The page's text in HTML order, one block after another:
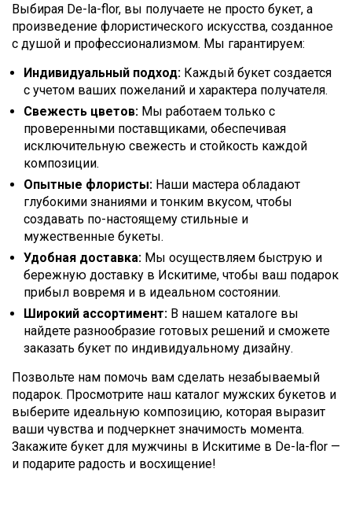
Выбирая De-la-flor, вы получаете не просто букет, а
произведение флористического искусства, созданное
с душой и профессионализмом. Мы гарантируем:
Индивидуальный подход: Каждый букет создается
с учетом ваших пожеланий и характера получателя.
Свежесть цветов: Мы работаем только с
проверенными поставщиками, обеспечивая
исключительную свежесть и стойкость каждой
композиции.
Опытные флористы: Наши мастера обладают
глубокими знаниями и тонким вкусом, чтобы
создавать по-настоящему стильные и
мужественные букеты.
Удобная доставка: Мы осуществляем быструю и
бережную доставку в Искитиме, чтобы ваш подарок
прибыл вовремя и в идеальном состоянии.
Широкий ассортимент: В нашем каталоге вы
найдете разнообразие готовых решений и сможете
заказать букет по индивидуальному дизайну.
Позвольте нам помочь вам сделать незабываемый
подарок. Просмотрите наш каталог мужских букетов и
выберите идеальную композицию, которая выразит
ваши чувства и подчеркнет значимость момента.
Закажите букет для мужчины в Искитиме в De-la-flor —
и подарите радость и восхищение!